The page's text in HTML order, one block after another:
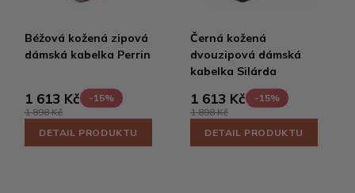
Béžová kožená zipová
dámská kabelka Perrin
1 613 Kč
-15%
1 898 Kč
DETAIL PRODUKTU
Černá kožená
dvouzipová dámská
kabelka Silárda
1 613 Kč
-15%
1 898 Kč
DETAIL PRODUKTU